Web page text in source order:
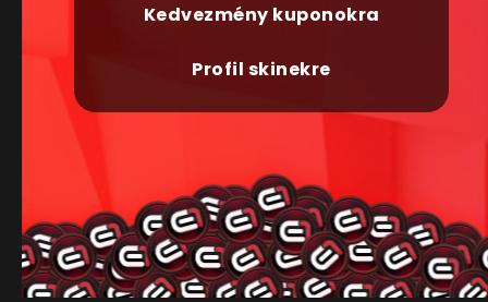
Kedvezmény kuponokra
Profil skinekre